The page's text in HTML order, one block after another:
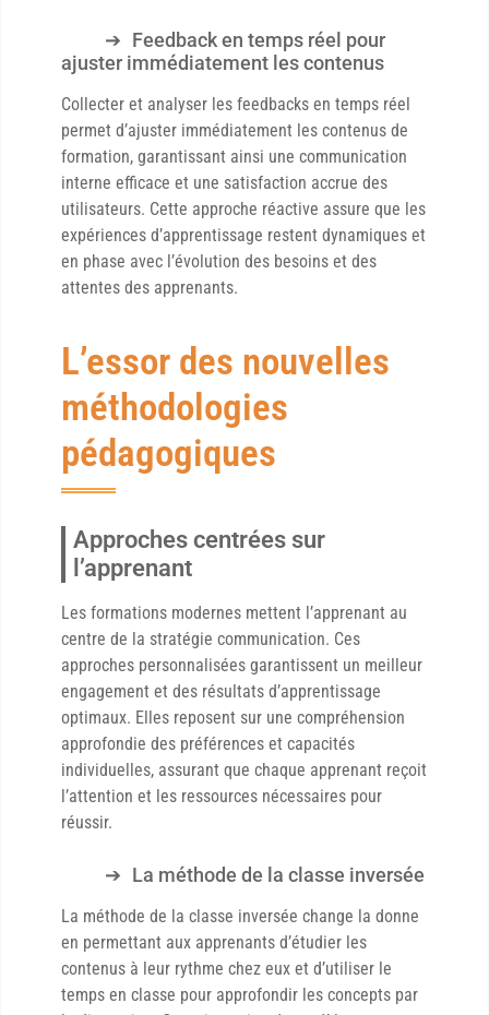
Feedback en temps réel pour
ajuster immédiatement les contenus
Collecter et analyser les feedbacks en temps réel
permet d’ajuster immédiatement les contenus de
formation, garantissant ainsi une communication
interne efficace et une satisfaction accrue des
utilisateurs. Cette approche réactive assure que les
expériences d’apprentissage restent dynamiques et
en phase avec l’évolution des besoins et des
attentes des apprenants.
L’essor des nouvelles
méthodologies
pédagogiques
Approches centrées sur
l’apprenant
Les formations modernes mettent l’apprenant au
centre de la stratégie communication. Ces
approches personnalisées garantissent un meilleur
engagement et des résultats d’apprentissage
optimaux. Elles reposent sur une compréhension
approfondie des préférences et capacités
individuelles, assurant que chaque apprenant reçoit
l’attention et les ressources nécessaires pour
réussir.
La méthode de la classe inversée
La méthode de la classe inversée change la donne
en permettant aux apprenants d’étudier les
contenus à leur rythme chez eux et d’utiliser le
temps en classe pour approfondir les concepts par